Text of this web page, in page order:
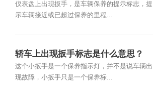
仪表盘上出现扳手，是车辆保养的提示标志，提
示车辆接近或已超过保养的里程...
轿车上出现扳手标志是什么意思？
这个小扳手是一个保养指示灯，并不是说车辆出
现故障，小扳手只是一个保养标...